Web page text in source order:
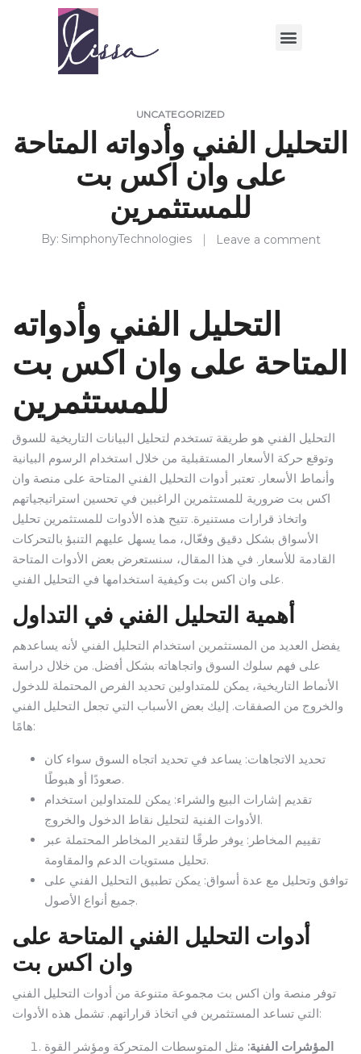
UNCATEGORIZED
التحليل الفني وأدواته المتاحة
على وان اكس بت
للمستثمرين
By SimphonyTechnologies Leave a comment
التحليل الفني وأدواته
المتاحة على وان اكس بت
للمستثمرين
التحليل الفني هو طريقة تستخدم لتحليل البيانات التاريخية للسوق
وتوقع حركة الأسعار المستقبلية من خلال استخدام الرسوم البيانية
وأنماط الأسعار. تعتبر أدوات التحليل الفني المتاحة على منصة وان
اكس بت ضرورية للمستثمرين الراغبين في تحسين استراتيجياتهم
واتخاذ قرارات مستنيرة. تتيح هذه الأدوات للمستثمرين تحليل
الأسواق بشكل دقيق وفعّال، مما يسهل عليهم التنبؤ بالتحركات
القادمة للأسعار. في هذا المقال، سنستعرض بعض الأدوات المتاحة
على وان اكس بت وكيفية استخدامها في التحليل الفني.
أهمية التحليل الفني في التداول
يفضل العديد من المستثمرين استخدام التحليل الفني لأنه يساعدهم
على فهم سلوك السوق واتجاهاته بشكل أفضل. من خلال دراسة
الأنماط التاريخية، يمكن للمتداولين تحديد الفرص المحتملة للدخول
والخروج من الصفقات. إليك بعض الأسباب التي تجعل التحليل الفني
هامًا:
تحديد الاتجاهات: يساعد في تحديد اتجاه السوق سواء كان
صعودًا أو هبوطًا.
تقديم إشارات البيع والشراء: يمكن للمتداولين استخدام
الأدوات الفنية لتحليل نقاط الدخول والخروج.
تقييم المخاطر: يوفر طرقًا لتقدير المخاطر المحتملة عبر
تحليل مستويات الدعم والمقاومة.
توافق وتحليل مع عدة أسواق: يمكن تطبيق التحليل الفني على
جميع أنواع الأصول.
أدوات التحليل الفني المتاحة على
وان اكس بت
توفر منصة وان اكس بت مجموعة متنوعة من أدوات التحليل الفني
التي تساعد المستثمرين في اتخاذ قراراتهم. تشمل هذه الأدوات:
المؤشرات الفنية: مثل المتوسطات المتحركة ومؤشر القوة